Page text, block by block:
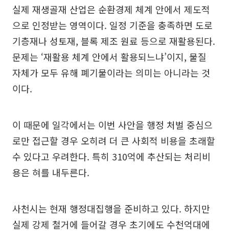
실제 재생골재 산업은 순환경제 체계 안에서 제도적
으로 인정받는 영역이다. 일정 기준을 충족하면 도로
기층재나 성토재, 블록 제조 원료 등으로 재활용된다.
문제는 ‘재활용 체계 안에서 활용되느냐’이지, 물질
자체가 모두 유해 폐기물이라는 의미는 아니라는 것
이다.
이 때문에 일각에서는 이번 사안을 행정 처벌 중심으
로만 접근할 경우 오히려 더 큰 사회적 비용을 초래할
수 있다고 우려한다. 특히 310억에 추산되는 처리비
용은 혀를 내두른다.
사천시는 현재 행정대집행을 준비하고 있다. 하지만
실제 강제 철거에 들어갈 경우 초기에도 수천억대에